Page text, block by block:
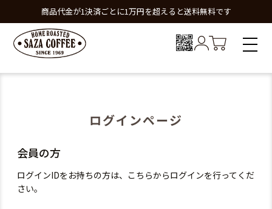
商品代金が1決済ごとに1万円を超えると送料無料です
ログインページ
会員の方
ログインIDをお持ちの方は、こちらからログインを行ってくだ
さい。